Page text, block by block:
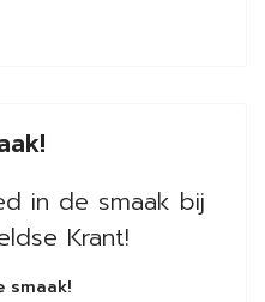
in de smaak bij
Krant!
smaak!